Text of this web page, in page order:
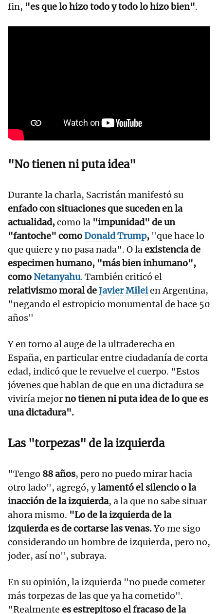
fin, "es que lo hizo todo y todo lo hizo bien".
"No tienen ni puta idea"
Durante la charla, Sacristán manifestó su
enfado con situaciones que suceden en la
actualidad,como la "impunidad" de un
"fantoche" comoDonald Trump, "que hace lo
que quiere y no pasa nada". O laexistencia de
especimen humano, "más bien inhumano",
como Netanyahu. También criticó el
relativismo moral deJavier Mileien Argentina,
"negando el estropicio monumental de hace 50
años"
Y en torno al auge de la ultraderecha en
España, en particular entre ciudadanía de corta
edad, indicó que le revuelve el cuerpo. "Estos
jóvenes que hablan de que en una dictadura se
viviría mejorno tienen ni puta idea de lo que es
una dictadura".
Las "torpezas" de la izquierda
"Tengo 88 años, pero no puedo mirar hacia
otro lado", agregó, ylamentó el silencio o la
inacción de la izquierda, a la que no sabe situar
ahora mismo. "Lo de la izquierda de la
izquierda es de cortarse las venas.Yo me sigo
considerando un hombre de izquierda, pero no,
joder, así no", subraya.
En su opinión, la izquierda "no puede cometer
más torpezas de las que ya ha cometido".
"Realmente es estrepitoso el fracaso de la